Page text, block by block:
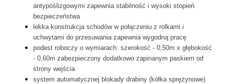
antypoślizgowymi zapewnia stabilność i wysoki stopień
bezpieczeństwa
lekka konstrukcja schodów w połączeniu z rolkami i
uchwytami do przesuwania zapewnia wygodną pracę
podest roboczy o wymiarach: szerokość - 0,50m x głębokość
- 0,60m zabezpieczony dodatkowo zapinanym paskiem od
strony wejścia
system automatycznej blokady drabiny (kółka sprężynowe)